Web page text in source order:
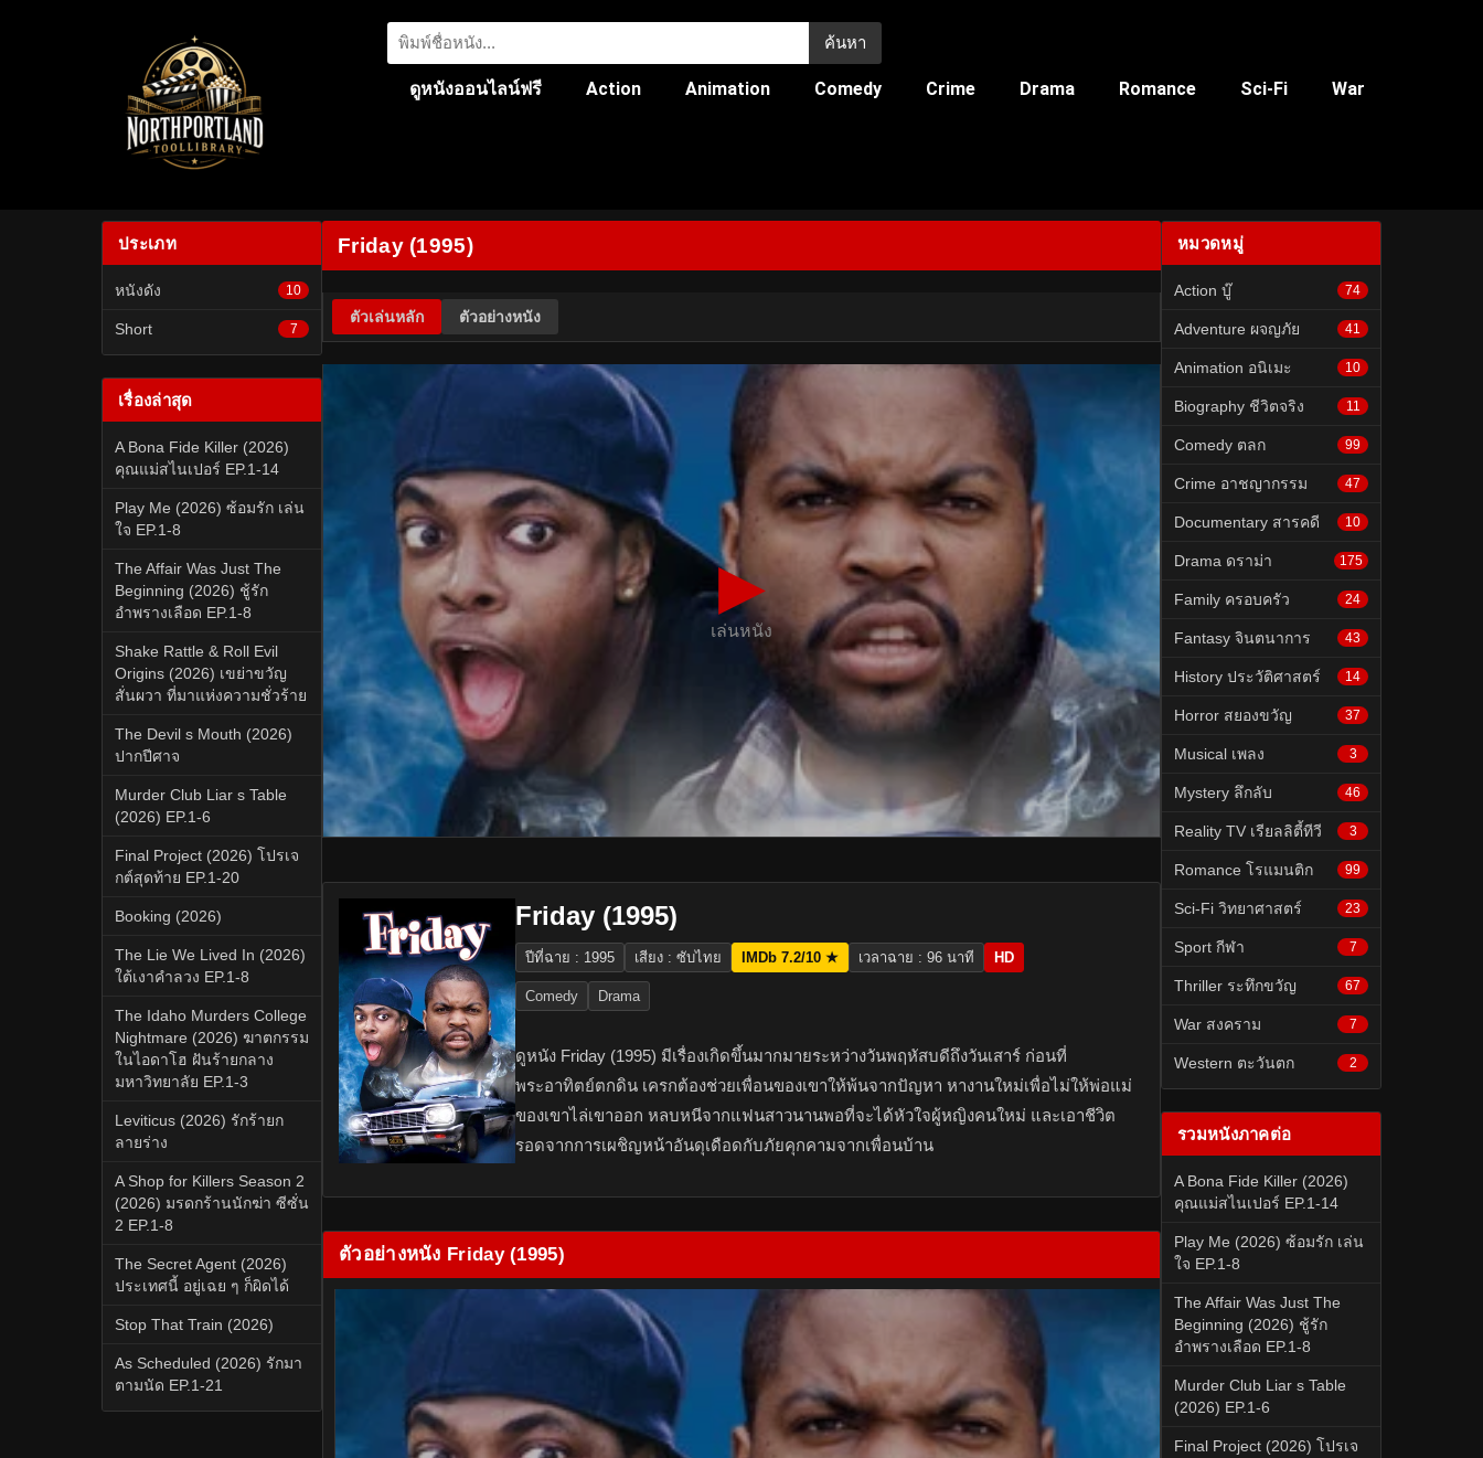
ค้นหา
ดูหนังออนไลน์ฟรี Action Animation Comedy Crime Drama Romance Sci-Fi War
ประเภท
หนังดัง 10
Short 7
เรื่องล่าสุด
A Bona Fide Killer (2026)
คุณแม่สไนเปอร์ EP.1-14
Play Me (2026) ซ้อมรัก เล่น
ใจ EP.1-8
The Affair Was Just The
Beginning (2026) ชู้รัก
อำพรางเลือด EP.1-8
Shake Rattle & Roll Evil
Origins (2026) เขย่าขวัญ
สั่นผวา ที่มาแห่งความชั่วร้าย
The Devil s Mouth (2026)
ปากปีศาจ
Murder Club Liar s Table
(2026) EP.1-6
Final Project (2026) โปรเจ
กต์สุดท้าย EP.1-20
Booking (2026)
The Lie We Lived In (2026)
ใต้เงาคำลวง EP.1-8
The Idaho Murders College
Nightmare (2026) ฆาตกรรม
ในไอดาโฮ ฝันร้ายกลาง
มหาวิทยาลัย EP.1-3
Leviticus (2026) รักร้ายก
ลายร่าง
A Shop for Killers Season 2
(2026) มรดกร้านนักฆ่า ซีซั่น
2 EP.1-8
The Secret Agent (2026)
ประเทศนี้ อยู่เฉย ๆ ก็ผิดได้
Stop That Train (2026)
As Scheduled (2026) รักมา
ตามนัด EP.1-21
Friday (1995)
ตัวเล่นหลัก ตัวอย่างหนัง
▶
เล่นหนัง
Friday (1995)
ปีที่ฉาย : 1995 เสียง : ซับไทย IMDb 7.2/10 ★ เวลาฉาย : 96 นาที HD
Comedy Drama
ดูหนัง Friday (1995) มีเรื่องเกิดขึ้นมากมายระหว่างวันพฤหัสบดีถึงวันเสาร์ ก่อนที่
พระอาทิตย์ตกดิน เครกต้องช่วยเพื่อนของเขาให้พ้นจากปัญหา หางานใหม่เพื่อไม่ให้พ่อแม่
ของเขาไล่เขาออก หลบหนีจากแฟนสาวนานพอที่จะได้หัวใจผู้หญิงคนใหม่ และเอาชีวิต
รอดจากการเผชิญหน้าอันดุเดือดกับภัยคุกคามจากเพื่อนบ้าน
ตัวอย่างหนัง Friday (1995)
หมวดหมู่
Action บู๊ 74
Adventure ผจญภัย 41
Animation อนิเมะ 10
Biography ชีวิตจริง 11
Comedy ตลก 99
Crime อาชญากรรม 47
Documentary สารคดี 10
Drama ดราม่า 175
Family ครอบครัว 24
Fantasy จินตนาการ 43
History ประวัติศาสตร์ 14
Horror สยองขวัญ 37
Musical เพลง 3
Mystery ลึกลับ 46
Reality TV เรียลลิตี้ทีวี 3
Romance โรแมนติก 99
Sci-Fi วิทยาศาสตร์ 23
Sport กีฬา 7
Thriller ระทึกขวัญ 67
War สงคราม 7
Western ตะวันตก 2
รวมหนังภาคต่อ
A Bona Fide Killer (2026)
คุณแม่สไนเปอร์ EP.1-14
Play Me (2026) ซ้อมรัก เล่น
ใจ EP.1-8
The Affair Was Just The
Beginning (2026) ชู้รัก
อำพรางเลือด EP.1-8
Murder Club Liar s Table
(2026) EP.1-6
Final Project (2026) โปรเจ